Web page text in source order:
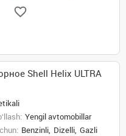
Shell Helix ULTRA
Yengil avtomobillar
Benzinli, Dizelli, Gazli